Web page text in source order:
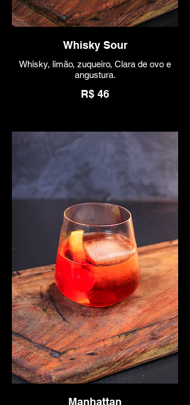
Whisky Sour
Whisky, limão, zuqueiro, Clara de ovo e
angustura.
R$ 46
Manhattan